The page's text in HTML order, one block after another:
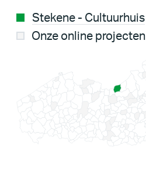
Stekene - Cultuurhuis
Onze online projecten